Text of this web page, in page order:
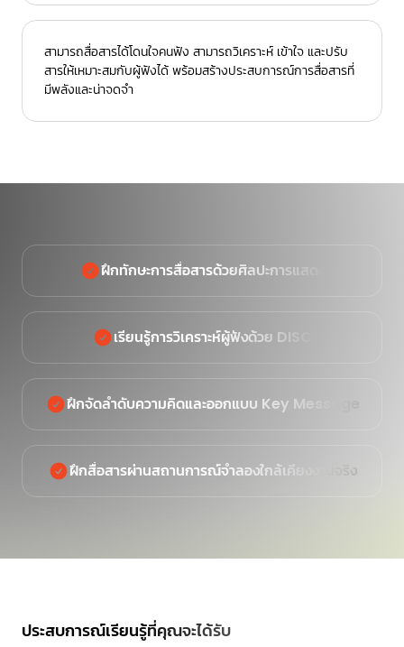
สามารถสื่อสารได้โดนใจคนฟัง สามารถวิเคราะห์ เข้าใจ และปรับ
สารให้เหมาะสมกับผู้ฟังได้ พร้อมสร้างประสบการณ์การสื่อสารที่
มีพลังและน่าจดจํา
ฝึกทักษะการสื่อสารด้วยศิลปะการแสดง
เรียนรู้การวิเคราะห์ผู้ฟังด้วย DISC
ฝึกจัดลำดับความคิดและออกแบบ Key Message
ฝึกสื่อสารผ่านสถานการณ์จำลองใกล้เคียงงานจริง
ประสบการณ์เรียนรู้ที่คุณจะได้รับ